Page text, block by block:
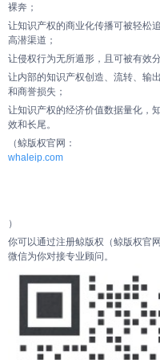
裸奔；
让知识产权的商业化传播可被轻松
高潜渠道；
让侵权行为无所遁形，且可被有效
让内部的知识产权创造、流转、输
和商誉损失；
让知识产权的经济价值数据量化，
效和长尾。
（鲸版权官网：
whaleip.com
）
你可以通过注册鲸版权（鲸版权官
微信为你对接专业顾问。